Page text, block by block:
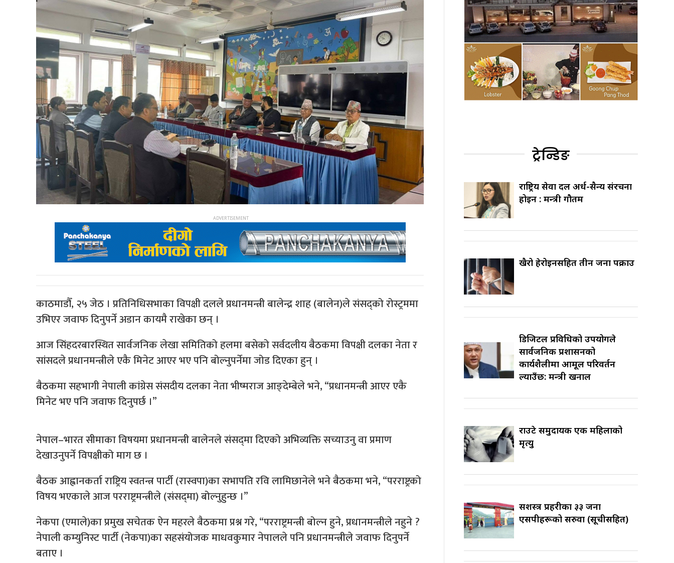
काठमाडौँ, २५ जेठ । प्रतिनिधिसभाका विपक्षी दलले प्रधानमन्त्री बालेन्द्र शाह (बालेन)ले संसद्को रोस्ट्रममा
उभिएर जवाफ दिनुपर्ने अडान कायमै राखेका छन् ।
आज सिंहदरबारस्थित सार्वजनिक लेखा समितिको हलमा बसेको सर्वदलीय बैठकमा विपक्षी दलका नेता र
सांसदले प्रधानमन्त्रीले एकै मिनेट आएर भए पनि बोल्नुपर्नेमा जोड दिएका हुन् ।
बैठकमा सहभागी नेपाली कांग्रेस संसदीय दलका नेता भीष्मराज आङ्देम्बेले भने, “प्रधानमन्त्री आएर एकै
मिनेट भए पनि जवाफ दिनुपर्छ ।”
नेपाल–भारत सीमाका विषयमा प्रधानमन्त्री बालेनले संसद्‌मा दिएको अभिव्यक्ति सच्याउनु वा प्रमाण
देखाउनुपर्ने विपक्षीको माग छ ।
बैठक आह्वानकर्ता राष्ट्रिय स्वतन्त्र पार्टी (रास्वपा)का सभापति रवि लामिछानेले भने बैठकमा भने, “परराष्ट्रको
विषय भएकाले आज परराष्ट्रमन्त्रीले (संसद्‌मा) बोल्नुहुन्छ ।”
नेकपा (एमाले)का प्रमुख सचेतक ऐन महरले बैठकमा प्रश्न गरे, “परराष्ट्रमन्त्री बोल्न हुने, प्रधानमन्त्रीले नहुने ?
नेपाली कम्युनिस्ट पार्टी (नेकपा)का सहसंयोजक माधवकुमार नेपालले पनि प्रधानमन्त्रीले जवाफ दिनुपर्ने
बताए ।
ट्रेन्डिङ
राष्ट्रिय सेवा दल अर्ध-सैन्य संरचना
होइन : मन्त्री गौतम
खैरो हेरोइनसहित तीन जना पक्राउ
डिजिटल प्रविधिको उपयोगले
सार्वजनिक प्रशासनको
कार्यशैलीमा आमूल परिवर्तन
ल्याउँछ: मन्त्री खनाल
राउटे समुदायकी एक महिलाको
मृत्यु
सशस्त्र प्रहरीका ३३ जना
एसपीहरूको सरुवा (सूचीसहित)